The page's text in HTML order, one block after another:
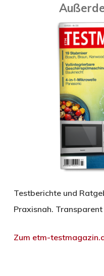
Testberichte und
Praxisnah. Transparent
Zum etm-